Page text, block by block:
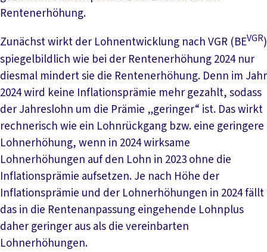
Rentenerhöhung.
Zunächst wirkt der Lohnentwicklung nach VGR (BEVGR)
spiegelbildlich wie bei der Rentenerhöhung 2024 nur
diesmal mindert sie die Rentenerhöhung. Denn im Jahr
2024 wird keine Inflationsprämie mehr gezahlt, sodass
der Jahreslohn um die Prämie „geringer“ ist. Das wirkt
rechnerisch wie ein Lohnrückgang bzw. eine geringere
Lohnerhöhung, wenn in 2024 wirksame
Lohnerhöhungen auf den Lohn in 2023 ohne die
Inflationsprämie aufsetzen. Je nach Höhe der
Inflationsprämie und der Lohnerhöhungen in 2024 fällt
das in die Rentenanpassung eingehende Lohnplus
daher geringer aus als die vereinbarten
Lohnerhöhungen.